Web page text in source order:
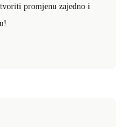
promjenu zajedno i